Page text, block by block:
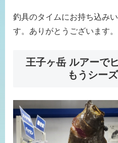
釣具のタイムにお持ち込み
す。ありがとうございます。
王子ヶ岳 ルアーで
もうシー